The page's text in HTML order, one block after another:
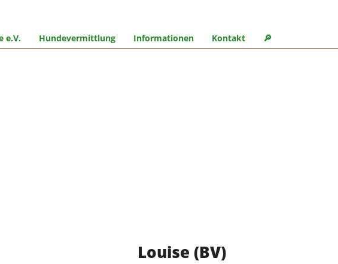
e.V. Hundevermittlung Informationen Kontakt 🔎︎
Louise (BV)